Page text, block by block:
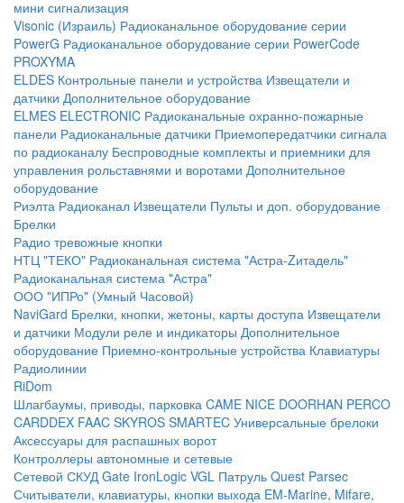
мини сигнализация
Visonic (Израиль) Радиоканальное оборудование серии
PowerG Радиоканальное оборудование серии PowerCode
PROXYMA
ELDES Контрольные панели и устройства Извещатели и
датчики Дополнительное оборудование
ELMES ELECTRONIC Радиоканальные охранно-пожарные
панели Радиоканальные датчики Приемопередатчики сигнала
по радиоканалу Беспроводные комплекты и приемники для
управления рольставнями и воротами Дополнительное
оборудование
Риэлта Радиоканал Извещатели Пульты и доп. оборудование
Брелки
Радио тревожные кнопки
НТЦ "ТЕКО" Радиоканальная система "Астра-Zитадель"
Радиоканальная система "Астра"
ООО "ИПРо" (Умный Часовой)
NaviGard Брелки, кнопки, жетоны, карты доступа Извещатели
и датчики Модули реле и индикаторы Дополнительное
оборудование Приемно-контрольные устройства Клавиатуры
Радиолинии
RiDom
Шлагбаумы, приводы, парковка CAME NICE DOORHAN PERCO
CARDDEX FAAC SKYROS SMARTEC Универсальные брелоки
Аксессуары для распашных ворот
Контроллеры автономные и сетевые
Сетевой СКУД Gate IronLogic VGL Патруль Quest Parsec
Считыватели, клавиатуры, кнопки выхода EM-Marine, Mifare,